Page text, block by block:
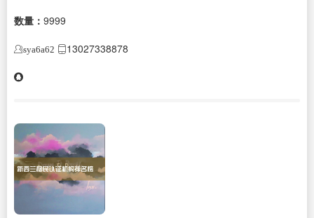
数量： 9999
sya6a62 13027338878